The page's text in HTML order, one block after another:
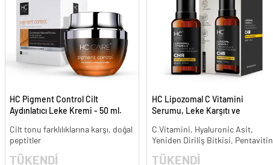
HC Pigment Control Cilt
Aydınlatıcı Leke Kremi - 50 ml.
Cilt tonu farklılıklarına karşı, doğal
peptitler
TÜKENDİ
HC Lipozomal C Vitamini
Serumu, Leke Karşıtı ve
C Vitamini, Hyaluronic Asit,
Yeniden Diriliş Bitkisi, Pentavitin
TÜKENDİ